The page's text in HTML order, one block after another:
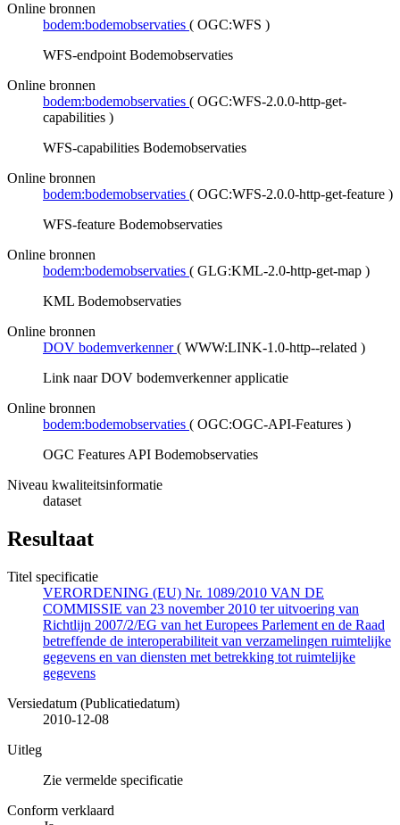
Online bronnen
bodem:bodemobservaties ( OGC:WFS )
WFS-endpoint Bodemobservaties
Online bronnen
bodem:bodemobservaties ( OGC:WFS-2.0.0-http-get-
capabilities )
WFS-capabilities Bodemobservaties
Online bronnen
bodem:bodemobservaties ( OGC:WFS-2.0.0-http-get-feature )
WFS-feature Bodemobservaties
Online bronnen
bodem:bodemobservaties ( GLG:KML-2.0-http-get-map )
KML Bodemobservaties
Online bronnen
DOV bodemverkenner ( WWW:LINK-1.0-http--related )
Link naar DOV bodemverkenner applicatie
Online bronnen
bodem:bodemobservaties ( OGC:OGC-API-Features )
OGC Features API Bodemobservaties
Niveau kwaliteitsinformatie
dataset
Resultaat
Titel specificatie
VERORDENING (EU) Nr. 1089/2010 VAN DE
COMMISSIE van 23 november 2010 ter uitvoering van
Richtlijn 2007/2/EG van het Europees Parlement en de Raad
betreffende de interoperabiliteit van verzamelingen ruimtelijke
gegevens en van diensten met betrekking tot ruimtelijke
gegevens
Versiedatum (Publicatiedatum)
2010-12-08
Uitleg
Zie vermelde specificatie
Conform verklaard